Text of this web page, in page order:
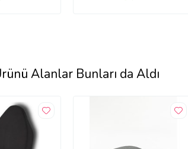
Alanlar Bunları da Aldı